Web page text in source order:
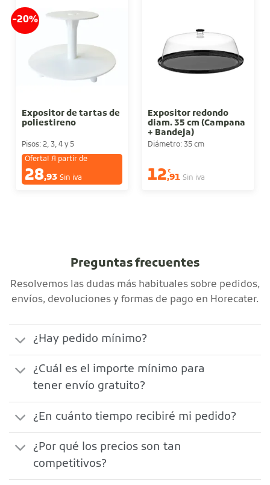
-20%
Expositor de tartas de
poliestireno
Pisos: 2, 3, 4 y 5
Oferta! A partir de
28,93 Sin iva
Expositor redondo
diam. 35 cm (Campana
+ Bandeja)
Diámetro: 35 cm
12€
,91 Sin iva
Preguntas frecuentes
Resolvemos las dudas más habituales sobre pedidos,
envíos, devoluciones y formas de pago en Horecater.
¿Hay pedido mínimo?
¿Cuál es el importe mínimo para
tener envío gratuito?
¿En cuánto tiempo recibiré mi pedido?
¿Por qué los precios son tan
competitivos?